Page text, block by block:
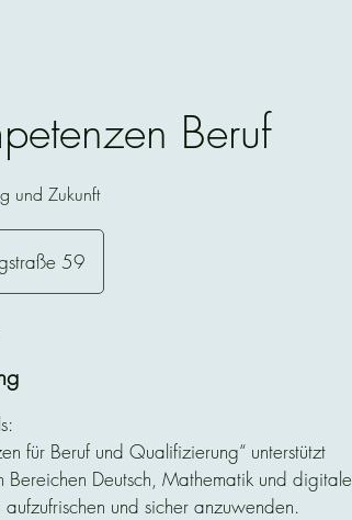
Beruf
und Zukunft
59
für Beruf und Qualifizierung“ unterstützt
Deutsch, Mathematik und digitale
und sicher anzuwenden.